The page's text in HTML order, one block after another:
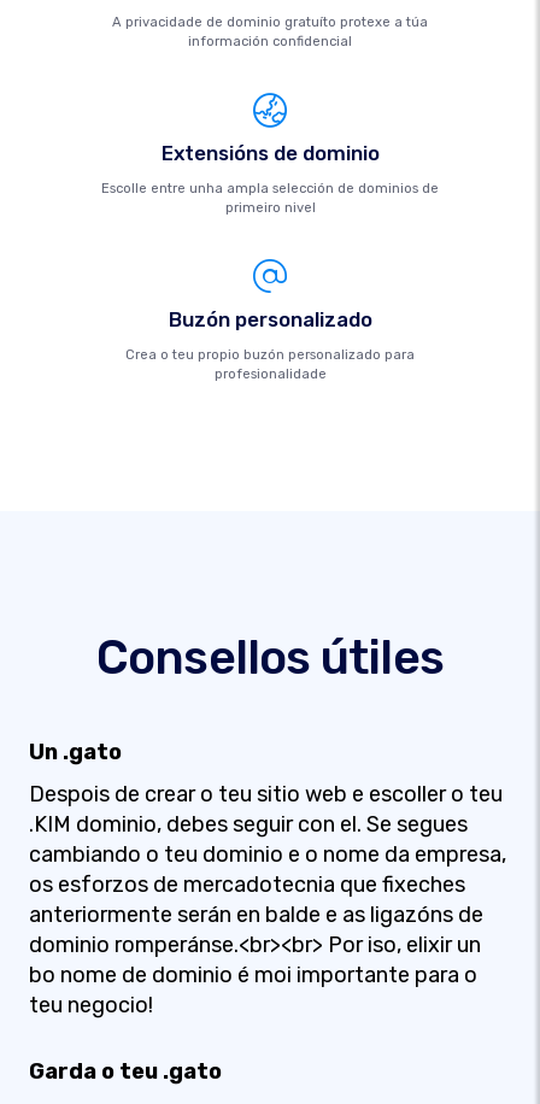
A privacidade de dominio gratuíto protexe a túa
información confidencial
Extensións de dominio
Escolle entre unha ampla selección de dominios de
primeiro nivel
Buzón personalizado
Crea o teu propio buzón personalizado para
profesionalidade
Consellos útiles
Un .gato
Despois de crear o teu sitio web e escoller o teu
.KIM dominio, debes seguir con el. Se segues
cambiando o teu dominio e o nome da empresa,
os esforzos de mercadotecnia que fixeches
anteriormente serán en balde e as ligazóns de
dominio romperánse.<br><br> Por iso, elixir un
bo nome de dominio é moi importante para o
teu negocio!
Garda o teu .gato